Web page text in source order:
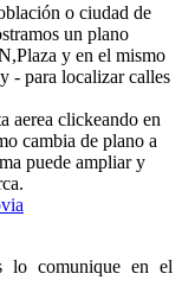
o ciudad de
un plano
y en el mismo
- para localizar calles
aerea clickeando en
cambia de plano a
puede ampliar y
lo comunique en el